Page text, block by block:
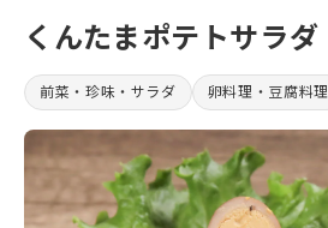
くんたまポテトサラダ
前菜・珍味・サラダ 卵料理・豆腐料理